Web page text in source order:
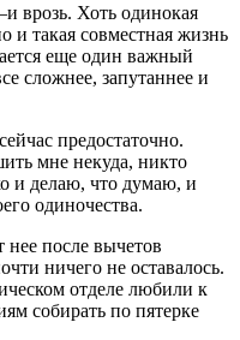
врозь. Хоть одинокая
и такая совместная жизнь
еще один важный
сложнее, запутаннее и
предостаточно.
мне некуда, никто
и делаю, что думаю, и
одиночества.
нее после вычетов
ничего не оставалось.
отделе любили к
собирать по пятерке